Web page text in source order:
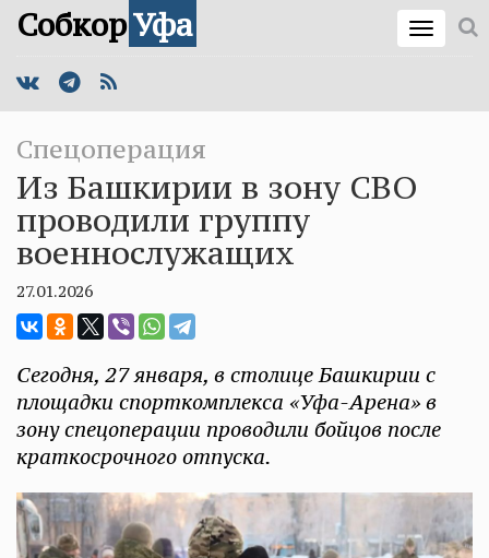
СобкорУфа
Спецоперация
Из Башкирии в зону СВО
проводили группу
военнослужащих
27.01.2026
Сегодня, 27 января, в столице Башкирии с
площадки спорткомплекса «Уфа-Арена» в
зону спецоперации проводили бойцов после
краткосрочного отпуска.